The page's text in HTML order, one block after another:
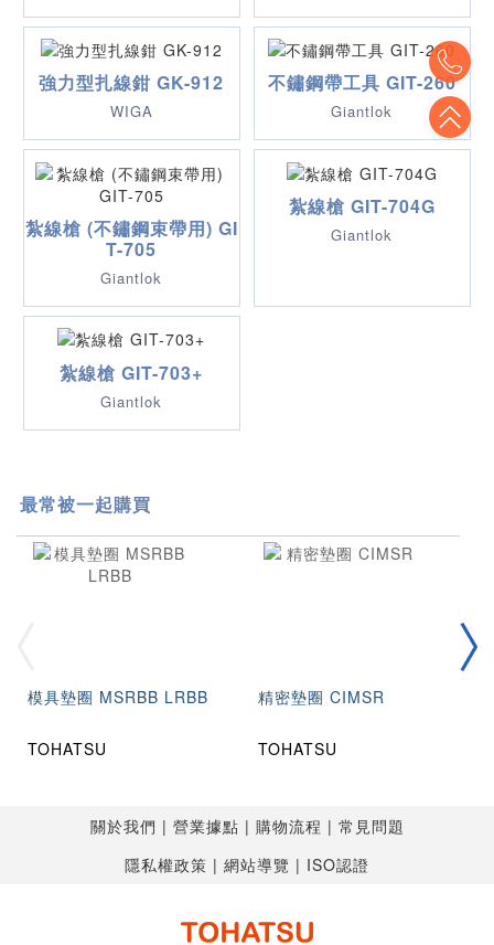
強力型扎線鉗 GK-912
WIGA
不鏽鋼帶工具 GIT-260
Giantlok
紮線槍 (不鏽鋼束帶用) GI
T-705
Giantlok
紮線槍 GIT-704G
Giantlok
紮線槍 GIT-703+
Giantlok
最常被一起購買
模具墊圈 MSRBB LRBB
TOHATSU
精密墊圈 CIMSR
TOHATSU
關於我們 營業據點 購物流程
常見問題
隱私權政策
網站導覽 ISO認證